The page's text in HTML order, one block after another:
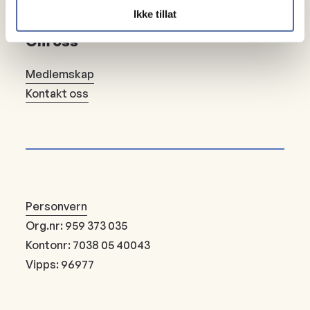
Ikke tillat
Om oss
Medlemskap
Kontakt oss
Personvern
Org.nr: 959 373 035
Kontonr: 7038 05 40043
Vipps: 96977